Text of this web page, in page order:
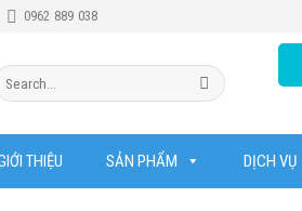
0962 889 038
THIỆU SẢN PHẨM DỊCH VỤ